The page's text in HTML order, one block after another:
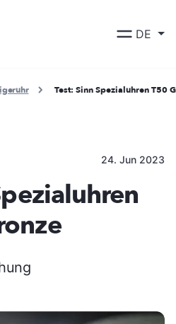
DE
Test: Sinn Spezialuhren T50
24. Jun 2023